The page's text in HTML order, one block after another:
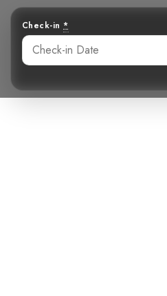
Check-in *